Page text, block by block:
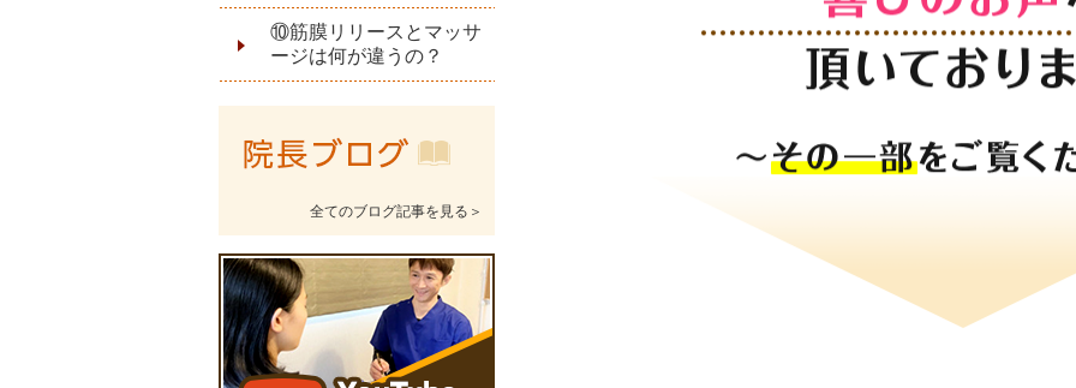
⑩筋膜リリースとマッサ
ージは何が違うの？
全てのブログ記事を見る＞